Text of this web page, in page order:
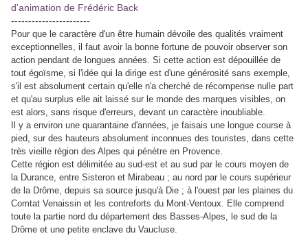
d'animation de Frédéric Back
-----------------------
Pour que le caractère d'un être humain dévoile des qualités vraiment
exceptionnelles, il faut avoir la bonne fortune de pouvoir observer son
action pendant de longues années. Si cette action est dépouillée de
tout égoïsme, si l'idée qui la dirige est d'une générosité sans exemple,
s'il est absolument certain qu'elle n'a cherché de récompense nulle part
et qu'au surplus elle ait laissé sur le monde des marques visibles, on
est alors, sans risque d'erreurs, devant un caractère inoubliable.
Il y a environ une quarantaine d'années, je faisais une longue course à
pied, sur des hauteurs absolument inconnues des touristes, dans cette
très vieille région des Alpes qui pénètre en Provence.
Cette région est délimitée au sud-est et au sud par le cours moyen de
la Durance, entre Sisteron et Mirabeau ; au nord par le cours supérieur
de la Drôme, depuis sa source jusqu'à Die ; à l'ouest par les plaines du
Comtat Venaissin et les contreforts du Mont-Ventoux. Elle comprend
toute la partie nord du département des Basses-Alpes, le sud de la
Drôme et une petite enclave du Vaucluse.